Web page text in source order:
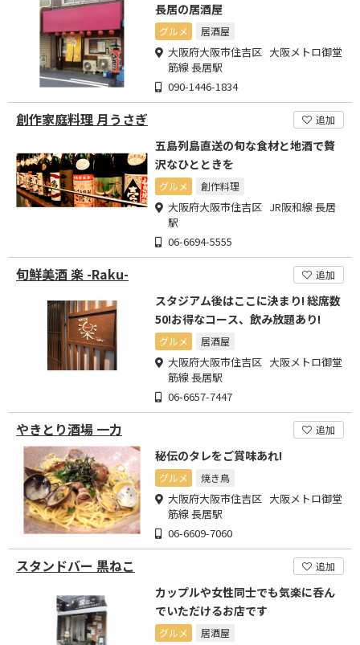
長居の居酒屋
グルメ 居酒屋
大阪府大阪市住吉区 大阪メトロ御堂
筋線 長居駅
090-1446-1834
創作家庭料理 月うさぎ 追加
五島列島直送の旬な食材と地酒で贅
沢なひとときを
グルメ 創作料理
大阪府大阪市住吉区 JR阪和線 長居
駅
06-6694-5555
旬鮮美酒 楽 -Raku- 追加
スタジアム後はここに決まり! 総席数
50!お得なコース、飲み放題あり!
グルメ 居酒屋
大阪府大阪市住吉区 大阪メトロ御堂
筋線 長居駅
06-6657-7447
やきとり酒場 一力 追加
秘伝のタレをご賞味あれ!
グルメ 焼き鳥
大阪府大阪市住吉区 大阪メトロ御堂
筋線 長居駅
06-6609-7060
スタンドバー 黒ねこ 追加
カップルや女性同士でも気楽に呑ん
でいただけるお店です
グルメ 居酒屋